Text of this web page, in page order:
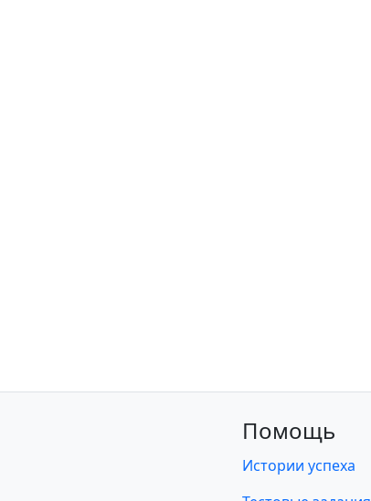
Помощь
Истории успеха